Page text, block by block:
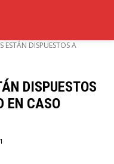
ESTÁN DISPUESTOS A
DISPUESTOS
EN CASO